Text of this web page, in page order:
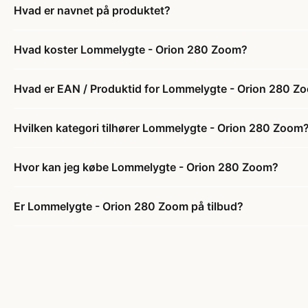
Hvad er navnet på produktet?
Hvad koster Lommelygte - Orion 280 Zoom?
Hvad er EAN / Produktid for Lommelygte - Orion 280
Hvilken kategori tilhører Lommelygte - Orion 280 Zoom?
Hvor kan jeg købe Lommelygte - Orion 280 Zoom?
Er Lommelygte - Orion 280 Zoom på tilbud?